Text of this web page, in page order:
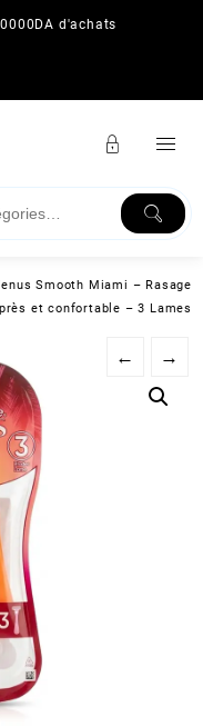
d'achats
Smooth Miami – Rasage
et confortable – 3 Lames
← →